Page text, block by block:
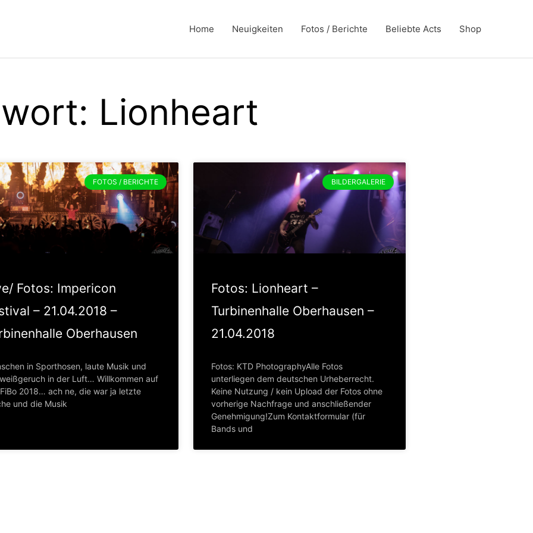
Home Neuigkeiten Fotos / Berichte Beliebte Acts Shop
Lionheart
FOTOS / BERICHTE
Fotos: Impericon
– 21.04.2018 –
Oberhausen
in Sporthosen, laute Musik und
in der Luft… Willkommen auf
2018… ach ne, die war ja letzte
und die Musik
BILDERGALERIE
Fotos: Lionheart –
Turbinenhalle Oberhausen –
21.04.2018
Fotos: KTD PhotographyAlle Fotos
unterliegen dem deutschen Urheberrecht.
Keine Nutzung / kein Upload der Fotos ohne
vorherige Nachfrage und anschließender
Genehmigung!Zum Kontaktformular (für
Bands und